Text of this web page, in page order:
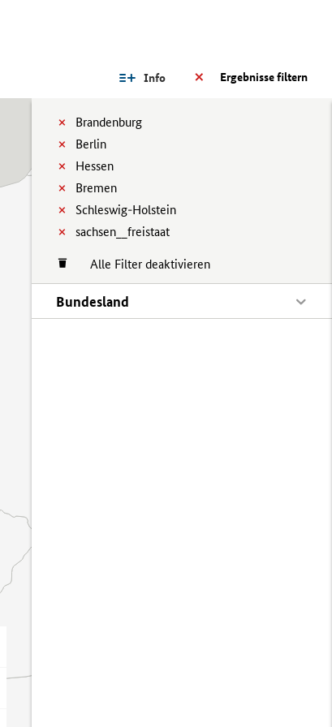
Ergebnisse filtern
Info
Brandenburg
Berlin
Hessen
Bremen
Schleswig-Holstein
sachsen__freistaat
Alle Filter deaktivieren
Bundesland